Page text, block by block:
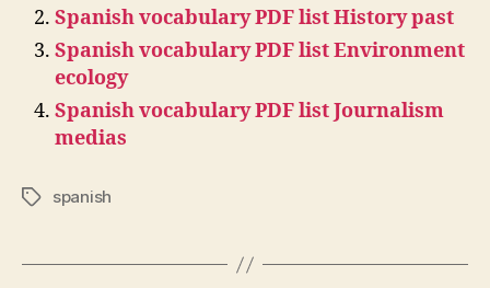
Spanish vocabulary PDF list History past
Spanish vocabulary PDF list Environment
ecology
Spanish vocabulary PDF list Journalism
medias
Tagsspanish